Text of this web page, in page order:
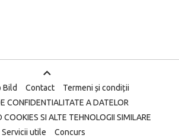
Bild Contact
Termeni și condiții
CONFIDENTIALITATE A DATELOR
COOKIES SI ALTE TEHNOLOGII SIMILARE
Servicii utile
Concurs